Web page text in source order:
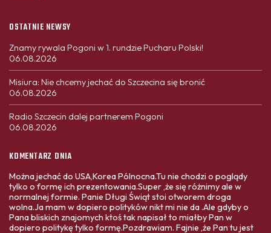
OSTATNIE NEWSY
Znamy rywala Pogoni w 1. rundzie Pucharu Polski!
06.08.2026
Misiura: Nie chcemy jechać do Szczecina się bronić
06.08.2026
Radio Szczecin dalej partnerem Pogoni
06.08.2026
KOMENTARZ DNIA
Można jechać do USA,Korea Pólnocna.Tu nie chodzi o poglądy
tylko o formę ich prezentowania.Super ,że się różnimy ale w
normalnej formie. Panie Długi Świąt stoi otworem droga
wolna.Ja mam w dopiero polityków nikt mi nie da .Ale gdyby o
Pana bliskich znajomych ktoś tak napisał to miałby Pan w
dopiero politykę tylko formę.Pozdrawiam. Fajnie ,że Pan tu jest